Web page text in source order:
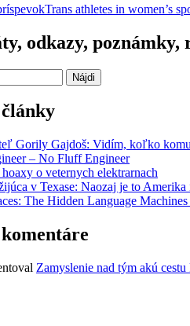
Trans athletes in women’s
odkazy, poznámky,
Gorily Gajdoš: Vidím, koľko
– No Fluff Engineer
o veternych elektrarnach
v Texase: Naozaj je to
The Hidden Language
Zamyslenie nad tým akú